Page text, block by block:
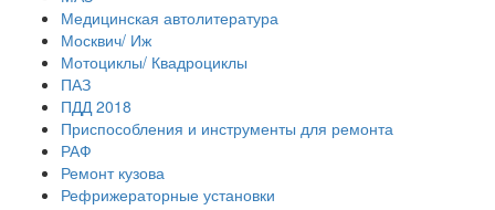
Медицинская автолитература
Москвич/ Иж
Мотоциклы/ Квадроциклы
ПАЗ
ПДД 2018
Приспособления и инструменты для ремонта
РАФ
Ремонт кузова
Рефрижераторные установки